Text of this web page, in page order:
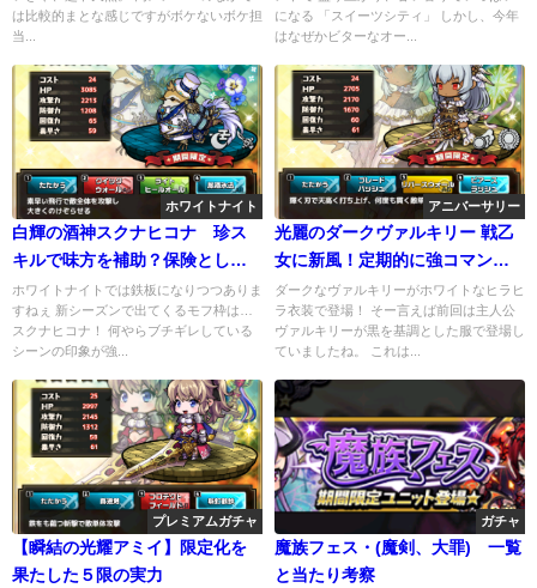
は比較的まとな感じですがボケないボケ担
当...
になる 「スイーツシティ」 しかし、今年
はなぜかビターなオー...
ホワイトナイト
白輝の酒神スクナヒコナ 珍ス
キルで味方を補助？保険として
十分な万能ヒーラー
ホワイトナイトでは鉄板になりつつありま
すねぇ 新シーズンで出てくるモフ枠は…
スクナヒコナ！ 何やらブチギレしている
シーンの印象が強...
アニバーサリー
光麗のダークヴァルキリー 戦乙
女に新風！定期的に強コマンド
持ち実装されるよね？
ダークなヴァルキリーがホワイトなヒラヒ
ラ衣装で登場！ そー言えば前回は主人公
ヴァルキリーが黒を基調とした服で登場し
ていましたね。 これは...
プレミアムガチャ
【瞬結の光耀アミイ】限定化を
果たした５限の実力
ガチャ
魔族フェス・(魔剣、大罪) 一覧
と当たり考察